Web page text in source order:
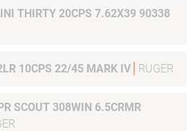
THIRTY 20CPS 7.62X39 90338
10CPS 22/45 MARK IV RUGER
SCOUT 308WIN 6.5CRMR